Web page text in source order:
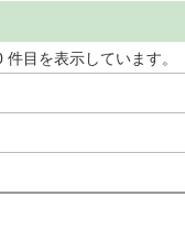
目を表示しています。